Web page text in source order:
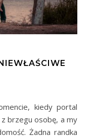
kiedy portal
brzegu osobę, a my
Żadna randka